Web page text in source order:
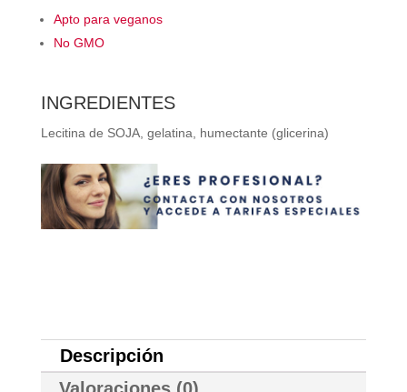
Apto para veganos
No GMO
INGREDIENTES
Lecitina de SOJA, gelatina, humectante (glicerina)
Descripción